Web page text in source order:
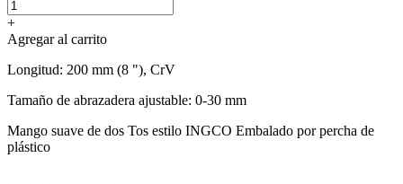
+
Agregar al carrito
Longitud: 200 mm (8 "), CrV
Tamaño de abrazadera ajustable: 0-30 mm
Mango suave de dos Tos estilo INGCO Embalado por percha de
plástico